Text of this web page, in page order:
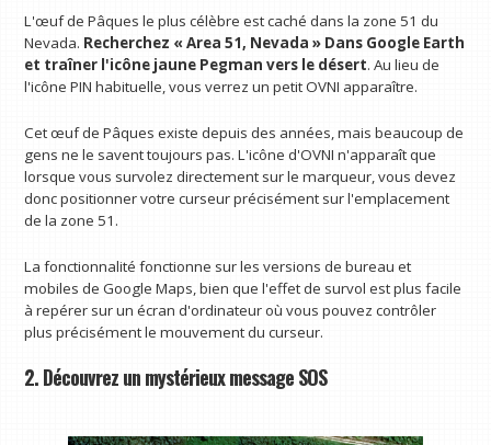
L'œuf de Pâques le plus célèbre est caché dans la zone 51 du
Nevada. Recherchez « Area 51, Nevada » Dans Google Earth
et traîner l'icône jaune Pegman vers le désert. Au lieu de
l'icône PIN habituelle, vous verrez un petit OVNI apparaître.
Cet œuf de Pâques existe depuis des années, mais beaucoup de
gens ne le savent toujours pas. L'icône d'OVNI n'apparaît que
lorsque vous survolez directement sur le marqueur, vous devez
donc positionner votre curseur précisément sur l'emplacement
de la zone 51.
La fonctionnalité fonctionne sur les versions de bureau et
mobiles de Google Maps, bien que l'effet de survol est plus facile
à repérer sur un écran d'ordinateur où vous pouvez contrôler
plus précisément le mouvement du curseur.
2. Découvrez un mystérieux message SOS